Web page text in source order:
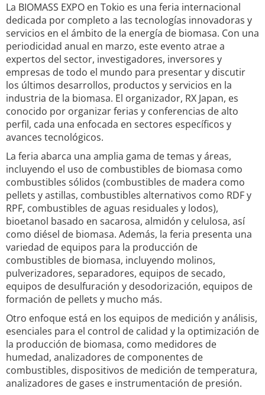
La BIOMASS EXPO en Tokio es una feria internacional
dedicada por completo a las tecnologías innovadoras y
servicios en el ámbito de la energía de biomasa. Con una
periodicidad anual en marzo, este evento atrae a
expertos del sector, investigadores, inversores y
empresas de todo el mundo para presentar y discutir
los últimos desarrollos, productos y servicios en la
industria de la biomasa. El organizador, RX Japan, es
conocido por organizar ferias y conferencias de alto
perfil, cada una enfocada en sectores específicos y
avances tecnológicos.
La feria abarca una amplia gama de temas y áreas,
incluyendo el uso de combustibles de biomasa como
combustibles sólidos (combustibles de madera como
pellets y astillas, combustibles alternativos como RDF y
RPF, combustibles de aguas residuales y lodos),
bioetanol basado en sacarosa, almidón y celulosa, así
como diésel de biomasa. Además, la feria presenta una
variedad de equipos para la producción de
combustibles de biomasa, incluyendo molinos,
pulverizadores, separadores, equipos de secado,
equipos de desulfuración y desodorización, equipos de
formación de pellets y mucho más.
Otro enfoque está en los equipos de medición y análisis,
esenciales para el control de calidad y la optimización de
la producción de biomasa, como medidores de
humedad, analizadores de componentes de
combustibles, dispositivos de medición de temperatura,
analizadores de gases e instrumentación de presión.